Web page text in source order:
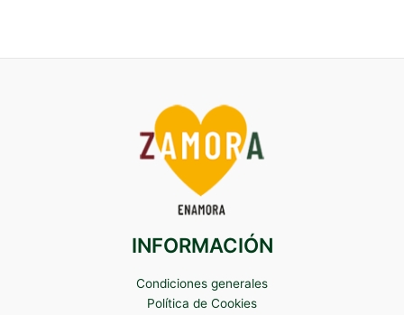
INFORMACIÓN
Condiciones generales
Política de Cookies